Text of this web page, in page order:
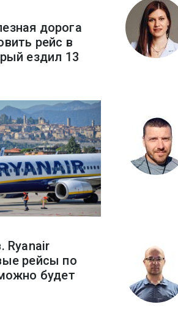
дорога
рейс в
ездил 13
Ryanair
рейсы по
будет